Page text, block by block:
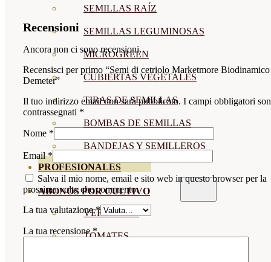
SEMILLAS RAÍZ
SEMILLAS LEGUMINOSAS
MICROGREEN
CUBIERTAS VEGETALES
TIRAS DE SEMILLAS
BOMBAS DE SEMILLAS
BANDEJAS Y SEMILLEROS
PROFESIONALES
ABONOS POR CULTIVO
VER TODOS
TOMATES
Recensioni
Ancora non ci sono recensioni.
Recensisci per primo “Semi di cetriolo Marketmore Biodinamico
Demeter”
Il tuo indirizzo email non sarà pubblicato. I campi obbligatori
contrassegnati *
Nome *
Email*
Salva il mio nome, email e sito web in questo browser per la
prossima volta che commento.
La tua valutazione*
La tua recensione*